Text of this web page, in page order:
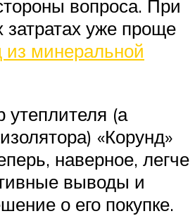
вопроса. При
затратах уже проще
минеральной
утеплителя (а
«Корунд»
наверное, легче
выводы и
о его покупке.